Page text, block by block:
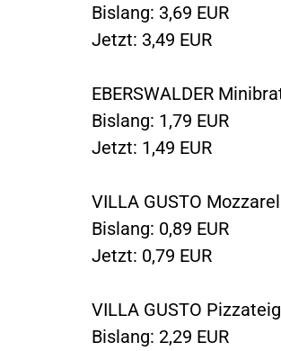
Bislang: 3,69 EUR
Jetzt: 3,49 EUR
EBERSWALDER
Bislang: 1,79 EUR
Jetzt: 1,49 EUR
VILLA GUSTO
Bislang: 0,89 EUR
Jetzt: 0,79 EUR
VILLA GUSTO
Bislang: 2,29 EUR